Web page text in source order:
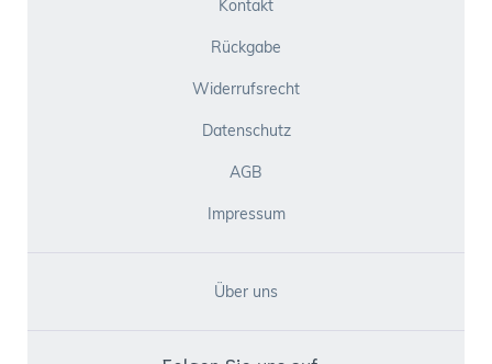
Kontakt
Rückgabe
Widerrufsrecht
Datenschutz
AGB
Impressum
Über uns